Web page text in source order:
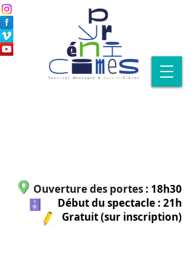
Ouverture des portes : 18h30
Début du spectacle : 21h
Gratuit (sur inscription)